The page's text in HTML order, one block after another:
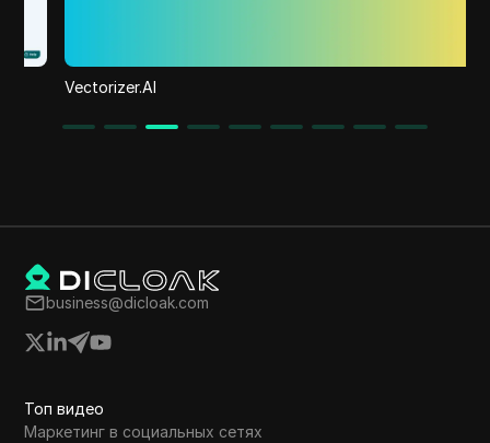
Vectorizer.AI
business@dicloak.com
Топ видео
Маркетинг в социальных сетях